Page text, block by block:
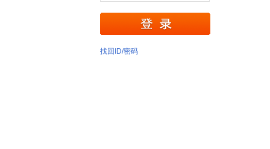
找回ID/密码